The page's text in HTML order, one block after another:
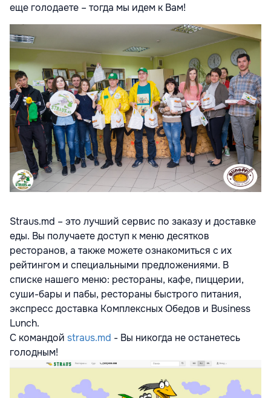
еще голодаете – тогда мы идем к Вам!
Straus.md – это лучший сервис по заказу и доставке
еды. Вы получаете доступ к меню десятков
ресторанов, а также можете ознакомиться с их
рейтингом и специальными предложениями. В
списке нашего меню: рестораны, кафе, пиццерии,
суши-бары и пабы, рестораны быстрого питания,
экспресс доставка Комплексных Обедов и Business
Lunch.
С командой straus.md - Вы никогда не останетесь
голодным!